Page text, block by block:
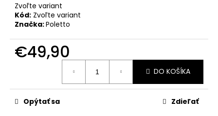
Zvoľte variant
Kód: Zvoľte variant
Značka:Poletto
€49,90
DO KOŠÍKA
Opýtať sa Zdieľať
O
d
p
o
a
m